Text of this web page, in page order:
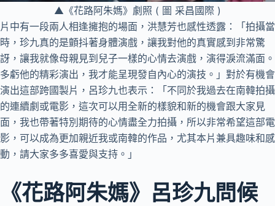
▲《花路阿朱媽》劇照 ( 圖 采昌國際 )
片中有一段兩人相逢擁抱的場面，洪慧芳也感性透露：「拍攝當
時，珍九真的是顫抖著身體演戲，讓我對他的真實感到非常驚
訝，讓我就像母親見到兒子一樣的心情去演戲，演得淚流滿面。
多虧他的精彩演出，我才能呈現發自內心的演技。」對於有機會
演出這部跨國製片，呂珍九也表示：「不同於我過去在南韓拍攝
的連續劇或電影，這次可以用全新的樣貌和新的機會跟大家見
面，我也帶著特別期待的心情盡全力拍攝，所以非常希望這部電
影，可以成為更加親近我或南韓的作品，尤其本片兼具趣味和感
動，請大家多多喜愛與支持。」
《花路阿朱媽》呂珍九問候